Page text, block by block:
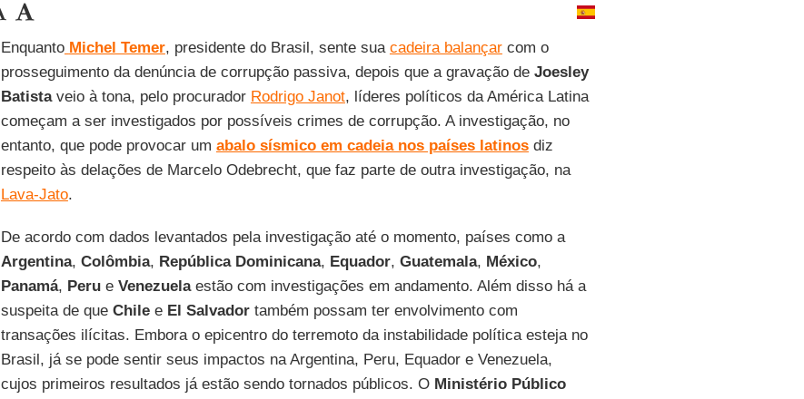
Enquanto Michel Temer, presidente do Brasil, sente sua cadeira balançarcom o
prosseguimento da denúncia de corrupção passiva, depois que a gravação de Joesley
Batistaveio à tona, pelo procurador Rodrigo Janot, líderes políticos da América Latina
começam a ser investigados por possíveis crimes de corrupção. A investigação, no
entanto, que pode provocar um abalo sísmico em cadeia nos países latinosdiz
respeito às delações de Marcelo Odebrecht, que faz parte de outra investigação, na
Lava-Jato.
De acordo com dados levantados pela investigação até o momento, países como a
Argentina, Colômbia, República Dominicana, Equador, Guatemala, México,
Panamá, Perue Venezuelaestão com investigações em andamento. Além disso há a
suspeita de que Chilee El Salvadortambém possam ter envolvimento com
transações ilícitas. Embora o epicentro do terremoto da instabilidade política esteja no
Brasil, já se pode sentir seus impactos na Argentina, Peru, Equador e Venezuela,
cujos primeiros resultados já estão sendo tornados públicos. O Ministério Público